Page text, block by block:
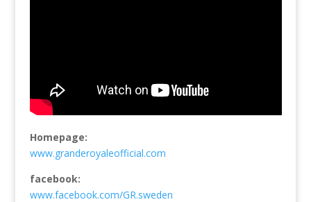
Homepage:
www.granderoyaleofficial.com
facebook:
www.facebook.com/GR.sweden